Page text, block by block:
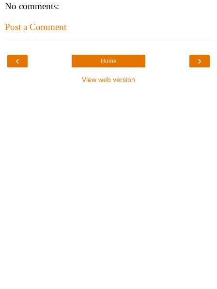
No comments:
Post a Comment
‹ ›
Home
View web version